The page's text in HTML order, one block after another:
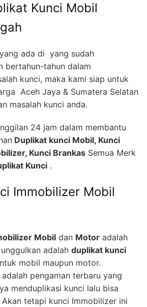
Kunci Mobil
yang ada di yang sudah
bertahun-tahun dalam
kunci, maka kami siap untuk
Aceh Jaya & Sumatera Selatan
masalah kunci anda.
24 jam dalam membantu
Duplikat kunci Mobil, Kunci
Kunci Brankas Semua Merk
Kunci .
Immobilizer Mobil
Mobil dan Motor adalah
adalah duplikat kunci
mobil maupun motor.
pengaman terbaru yang
menduplikasi kunci lalu bisa
Akan tetapi kunci Immobilizer ini